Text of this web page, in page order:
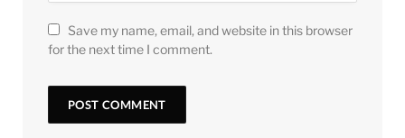
Save my name, email, and website in this browser
for the next time I comment.